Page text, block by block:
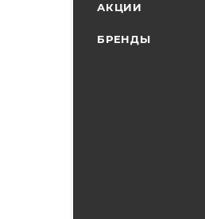
АКЦИИ
БРЕНДЫ